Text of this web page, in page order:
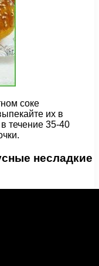
соке
их в
течение 35-40
несладкие